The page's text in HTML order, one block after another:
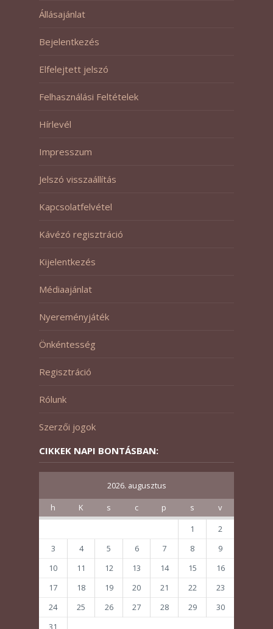
Állásajánlat
Bejelentkezés
Elfelejtett jelszó
Felhasználási Feltételek
Hírlevél
Impresszum
Jelszó visszaállítás
Kapcsolatfelvétel
Kávézó regisztráció
Kijelentkezés
Médiaajánlat
Nyereményjáték
Önkéntesség
Regisztráció
Rólunk
Szerzői jogok
CIKKEK NAPI BONTÁSBAN:
2026. augusztus
h K s c p s
v
1
2
3
4 5 6 7 8
9
10
11 12 13 14 15
16
17
18 19 20 21 22
23
24
25 26 27 28 29
30
31